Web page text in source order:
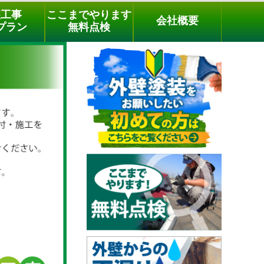
電話でのご相談 [9時～18時まで受付中]
phone
事
ラン
ここまでやります
無料点検
会社概要